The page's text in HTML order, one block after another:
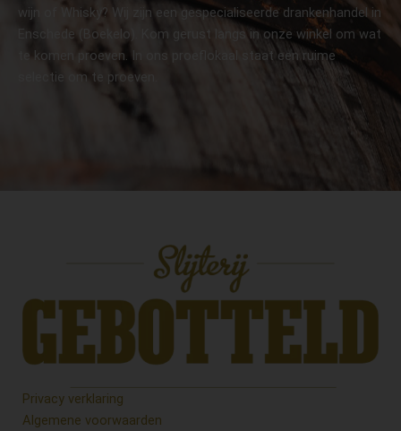
wijn of Whisky? Wij zijn een gespecialiseerde drankenhandel in
Enschede (Boekelo). Kom gerust langs in onze winkel om wat
te komen proeven. In ons proeflokaal staat een ruime
selectie om te proeven.
Privacy verklaring
Algemene voorwaarden